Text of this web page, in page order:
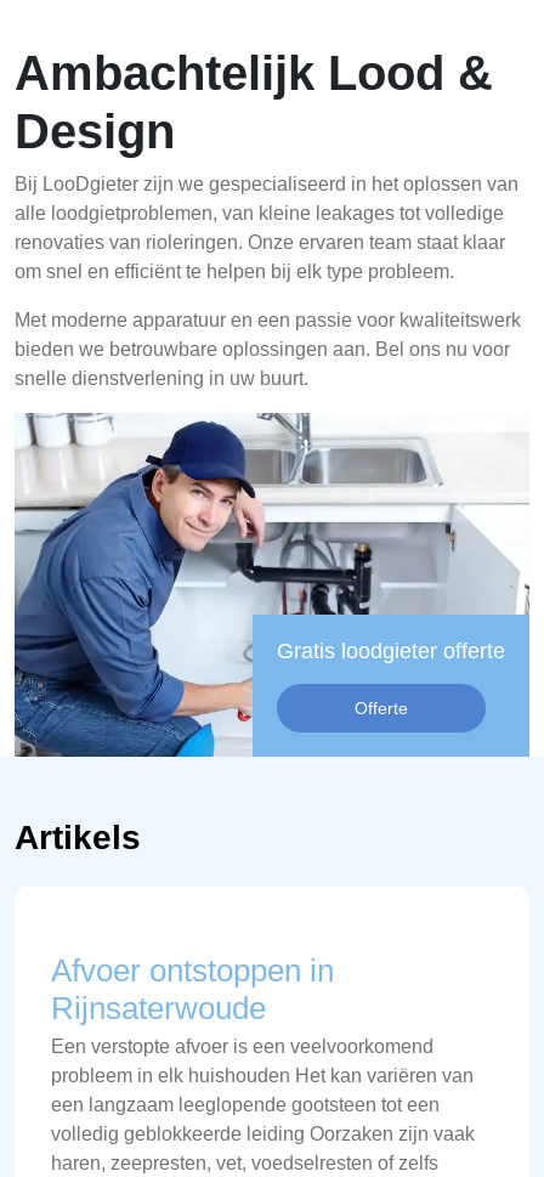
Ambachtelijk Lood &
Design
Bij LooDgieter zijn we gespecialiseerd in het oplossen van
alle loodgietproblemen, van kleine leakages tot volledige
renovaties van rioleringen. Onze ervaren team staat klaar
om snel en efficiënt te helpen bij elk type probleem.
Met moderne apparatuur en een passie voor kwaliteitswerk
bieden we betrouwbare oplossingen aan. Bel ons nu voor
snelle dienstverlening in uw buurt.
Gratis loodgieter offerte
Offerte
Artikels
Afvoer ontstoppen in
Rijnsaterwoude
Een verstopte afvoer is een veelvoorkomend
probleem in elk huishouden Het kan variëren van
een langzaam leeglopende gootsteen tot een
volledig geblokkeerde leiding Oorzaken zijn vaak
haren, zeepresten, vet, voedselresten of zelfs